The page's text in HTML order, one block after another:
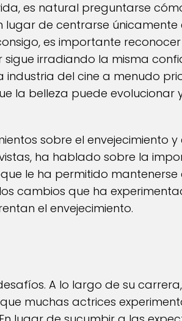
es natural preguntarse
de centrarse únicamente
es importante
sigue irradiando la misma
industria del cine a menudo
la belleza puede evolucionar
sobre el envejecimiento
ha hablado sobre la
le ha permitido
cambios que ha
el envejecimiento.
A lo largo de su
muchas actrices